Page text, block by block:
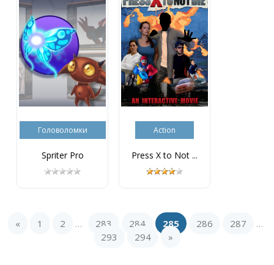
Головоломки
Spriter Pro
Action
Press X to Not ...
« 1 2 ... 283 284 285 286 287 ...
293 294 »